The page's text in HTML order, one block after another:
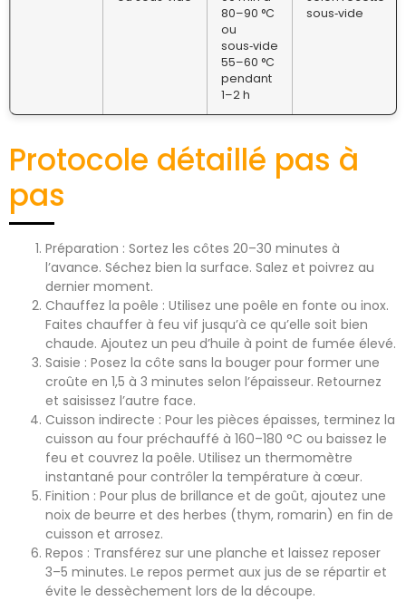
80–90 °C
ou
sous‑vide
55–60 °C
pendant
1–2 h
sous‑vide
Protocole détaillé pas à
pas
Préparation : Sortez les côtes 20–30 minutes à
l’avance. Séchez bien la surface. Salez et poivrez au
dernier moment.
Chauffez la poêle : Utilisez une poêle en fonte ou inox.
Faites chauffer à feu vif jusqu’à ce qu’elle soit bien
chaude. Ajoutez un peu d’huile à point de fumée élevé.
Saisie : Posez la côte sans la bouger pour former une
croûte en 1,5 à 3 minutes selon l’épaisseur. Retournez
et saisissez l’autre face.
Cuisson indirecte : Pour les pièces épaisses, terminez la
cuisson au four préchauffé à 160–180 °C ou baissez le
feu et couvrez la poêle. Utilisez un thermomètre
instantané pour contrôler la température à cœur.
Finition : Pour plus de brillance et de goût, ajoutez une
noix de beurre et des herbes (thym, romarin) en fin de
cuisson et arrosez.
Repos : Transférez sur une planche et laissez reposer
3–5 minutes. Le repos permet aux jus de se répartir et
évite le dessèchement lors de la découpe.